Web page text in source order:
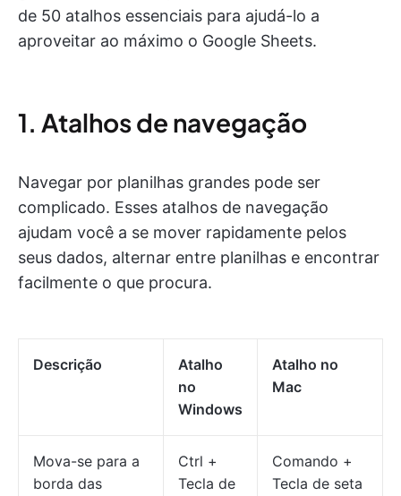
de 50 atalhos essenciais para ajudá-lo a
aproveitar ao máximo o Google Sheets.
1. Atalhos de navegação
Navegar por planilhas grandes pode ser
complicado. Esses atalhos de navegação
ajudam você a se mover rapidamente pelos
seus dados, alternar entre planilhas e encontrar
facilmente o que procura.
Descrição
Atalho
no
Windows
Atalho no
Mac
Mova-se para a
borda das
Ctrl +
Tecla de
Comando +
Tecla de seta